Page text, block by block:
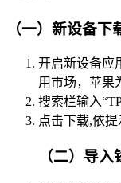
（一）新设备下
开启新设备应
用市场，苹果
搜索栏输入
点击下载,依提
（二）导入